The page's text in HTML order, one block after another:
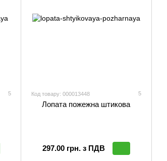
5 Код товару: 000013448 5
Лопата пожежна штикова
297.00 грн. з ПДВ